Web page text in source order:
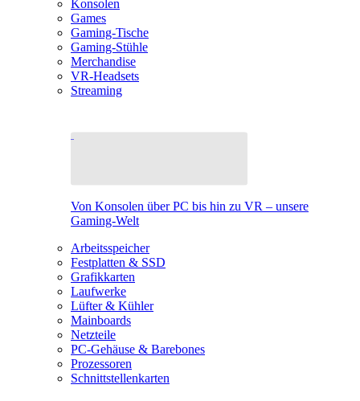
Konsolen
Games
Gaming-Tische
Gaming-Stühle
Merchandise
VR-Headsets
Streaming
Von Konsolen über PC bis hin zu VR – unsere
Gaming-Welt
Arbeitsspeicher
Festplatten & SSD
Grafikkarten
Laufwerke
Lüfter & Kühler
Mainboards
Netzteile
PC-Gehäuse & Barebones
Prozessoren
Schnittstellenkarten